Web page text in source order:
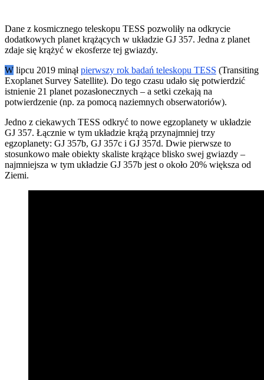
Dane z kosmicznego teleskopu TESS pozwoliły na odkrycie
dodatkowych planet krążących w układzie GJ 357. Jedna z planet
zdaje się krążyć w ekosferze tej gwiazdy.
W lipcu 2019 minąłpierwszy rok badań teleskopu TESS (Transiting
Exoplanet Survey Satellite). Do tego czasu udało się potwierdzić
istnienie 21 planet pozasłonecznych – a setki czekają na
potwierdzenie (np. za pomocą naziemnych obserwatoriów).
Jedno z ciekawych TESS odkryć to nowe egzoplanety w układzie
GJ 357. Łącznie w tym układzie krążą przynajmniej trzy
egzoplanety: GJ 357b, GJ 357c i GJ 357d. Dwie pierwsze to
stosunkowo małe obiekty skaliste krążące blisko swej gwiazdy –
najmniejsza w tym układzie GJ 357b jest o około 20% większa od
Ziemi.